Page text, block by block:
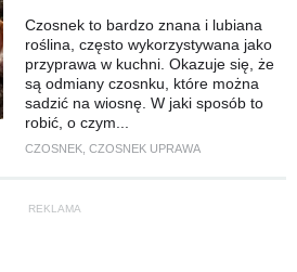
Czosnek to bardzo znana i lubiana
roślina, często wykorzystywana jako
przyprawa w kuchni. Okazuje się, że
są odmiany czosnku, które można
sadzić na wiosnę. W jaki sposób to
robić, o czym...
CZOSNEK, CZOSNEK UPRAWA
REKLAMA